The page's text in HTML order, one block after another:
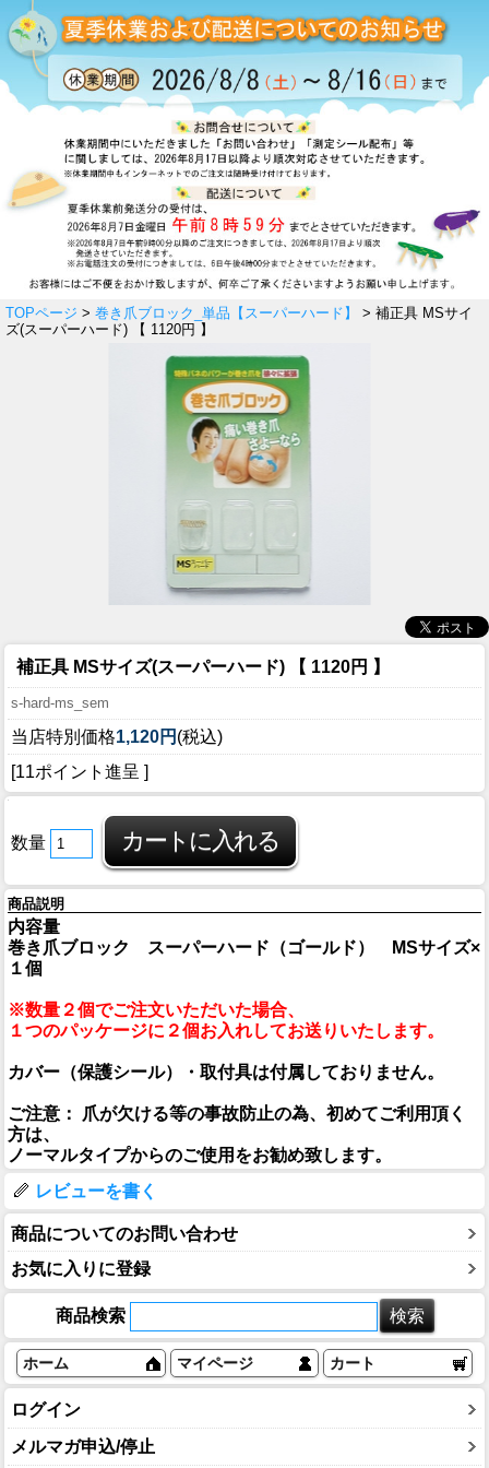
TOPページ > 巻き爪ブロック_単品【スーパーハード】
> 補正具 MSサイ
ズ(スーパーハード) 【 1120円 】
補正具 MSサイズ(スーパーハード) 【 1120円 】
s-hard-ms_sem
当店特別価格1,120円 (税込)
[11ポイント進呈 ]
数量
商品説明
内容量
巻き爪ブロック スーパーハード（ゴールド） MSサイズ×
１個
※数量２個でご注文いただいた場合、
１つのパッケージに２個お入れしてお送りいたします。
カバー（保護シール）・取付具は付属しておりません。
ご注意： 爪が欠ける等の事故防止の為、初めてご利用頂く
方は、
ノーマルタイプからのご使用をお勧め致します。
レビューを書く
商品についてのお問い合わせ
お気に入りに登録
商品検索
ホーム マイページ カート
ログイン
メルマガ申込/停止